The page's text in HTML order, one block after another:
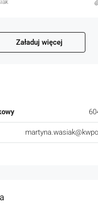
Załaduj więcej